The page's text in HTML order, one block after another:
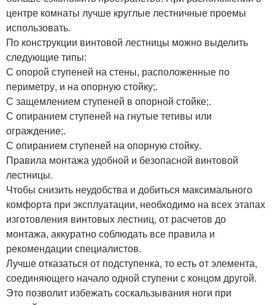
центре комнаты лучше круглые лестничные проемы
использовать.
По конструкции винтовой лестницы можно выделить
следующие типы:
С опорой ступеней на стены, расположенные по
периметру, и на опорную стойку;.
С защемлением ступеней в опорной стойке;.
С опиранием ступеней на гнутые тетивы или
ограждение;.
С опиранием ступеней на опорную стойку.
Правила монтажа удобной и безопасной винтовой
лестницы.
Чтобы снизить неудобства и добиться максимального
комфорта при эксплуатации, необходимо на всех этапах
изготовления винтовых лестниц, от расчетов до
монтажа, аккуратно соблюдать все правила и
рекомендации специалистов.
Лучше отказаться от подступенка, то есть от элемента,
соединяющего начало одной ступени с концом другой.
Это позволит избежать соскальзывания ноги при